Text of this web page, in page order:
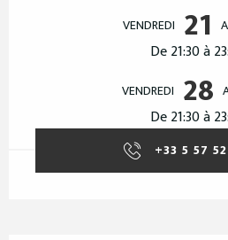
VENDREDI 21
De 21:30 à
VENDREDI 28
De 21:30 à
+33 5 57